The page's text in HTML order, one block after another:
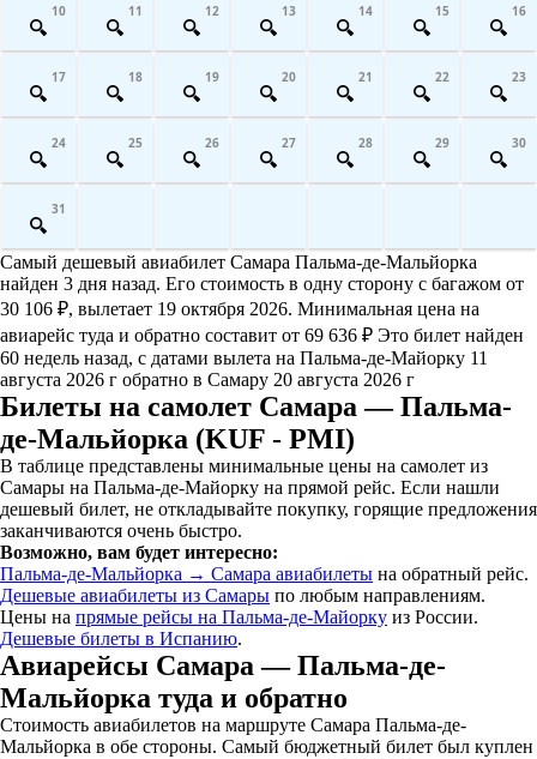
10 11 12 13 14 15 16
17 18 19 20 21 22 23
24 25 26 27 28 29 30
31
Самый дешевый авиабилет Самара Пальма-де-Мальйорка
найден 3 дня назад. Его стоимость в одну сторону с багажом от
30 106 ₽, вылетает 19 октября 2026. Минимальная цена на
авиарейс туда и обратно составит от 69 636 ₽ Это билет найден
60 недель назад, с датами вылета на Пальма-де-Майорку 11
августа 2026 г обратно в Самару 20 августа 2026 г
Билеты на самолет Самара — Пальма-
де-Мальйорка (KUF - PMI)
В таблице представлены минимальные цены на самолет из
Самары на Пальма-де-Майорку на прямой рейс. Если нашли
дешевый билет, не откладывайте покупку, горящие предложения
заканчиваются очень быстро.
Возможно, вам будет интересно:
Пальма-де-Мальйорка → Самара авиабилеты на обратный рейс.
Дешевые авиабилеты из Самары по любым направлениям.
Цены на прямые рейсы на Пальма-де-Майорку из России.
Дешевые билеты в Испанию.
Авиарейсы Самара — Пальма-де-
Мальйорка туда и обратно
Стоимость авиабилетов на маршруте Самара Пальма-де-
Мальйорка в обе стороны. Самый бюджетный билет был куплен